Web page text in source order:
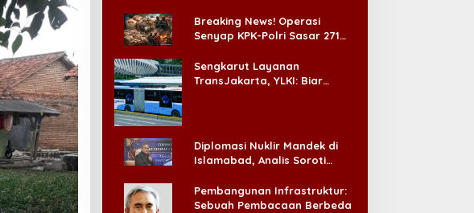
Breaking News! Operasi
Senyap KPK-Polri Sasar 271
Ada ‘Badai Pemeriksaan’
Sengkarut Layanan
TransJakarta, YLKI: Biar
Diplomasi Nuklir Mandek di
Islamabad, Analis Soroti
Pembangunan Infrastruktur:
Sebuah Pembacaan Berbeda